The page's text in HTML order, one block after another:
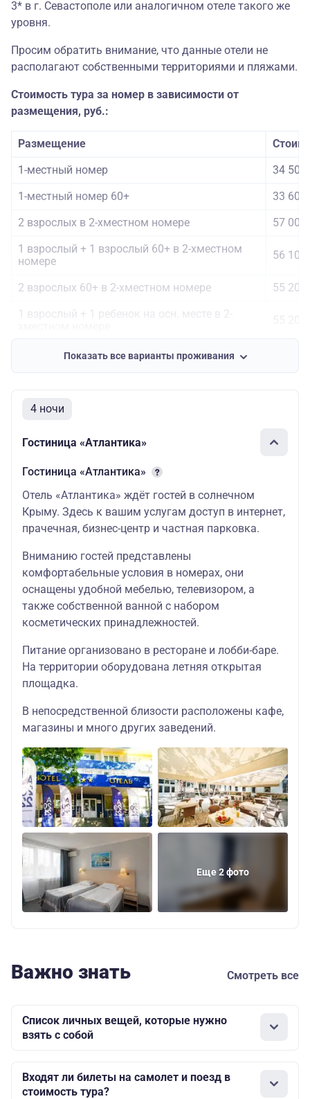
3* в г. Севастополе или аналогичном отеле такого же
уровня.
Просим обратить внимание, что данные отели не
располагают собственными территориями и пляжами.
Стоимость тура за номер в зависимости от
размещения, руб.:
Размещение
1-местный номер
34 500
1-местный номер 60+
33 600
2 взрослых в 2-хместном номере
57 000
1 взрослый + 1 взрослый 60+ в 2-хместном
номере
56 100
2 взрослых 60+ в 2-хместном номере
55 200
1 взрослый + 1 ребенок на осн. месте в 2-
1 взрослый 60 + 1 ребенок на осн. месте в 2-
хместном номере
доп. месте в 2-хместном номере
80 600
2 взрослых 60+ + 1 ребенок на доп. месте в 2-
хместном номере
Показать все варианты проживания
4 ночи
Гостиница «Атлантика»
Гостиница «Атлантика»
Отель «Атлантика» ждёт гостей в солнечном
Крыму. Здесь к вашим услугам доступ в интернет,
прачечная, бизнес-центр и частная парковка.
Вниманию гостей представлены
комфортабельные условия в номерах, они
оснащены удобной мебелью, телевизором, а
также собственной ванной с набором
косметических принадлежностей.
Питание организовано в ресторане и лобби-баре.
На территории оборудована летняя открытая
площадка.
В непосредственной близости расположены кафе,
магазины и много других заведений.
Еще 2 фото
Важно знать Смотреть все
Список личных вещей, которые нужно
взять с собой
Входят ли билеты на самолет и поезд в
стоимость тура?